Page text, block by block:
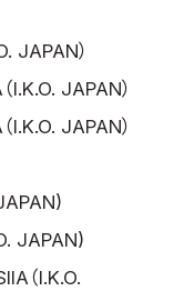
JAPAN）
JAPAN）
JAPAN）
JAPAN)
（I.K.O.